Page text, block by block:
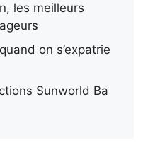
les meilleurs
on s’expatrie
Sunworld Ba